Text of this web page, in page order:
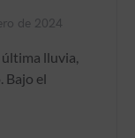
de 2024
lluvia,
Bajo el